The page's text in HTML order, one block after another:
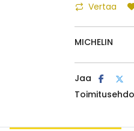
Vertaa
MICHELIN
Jaa